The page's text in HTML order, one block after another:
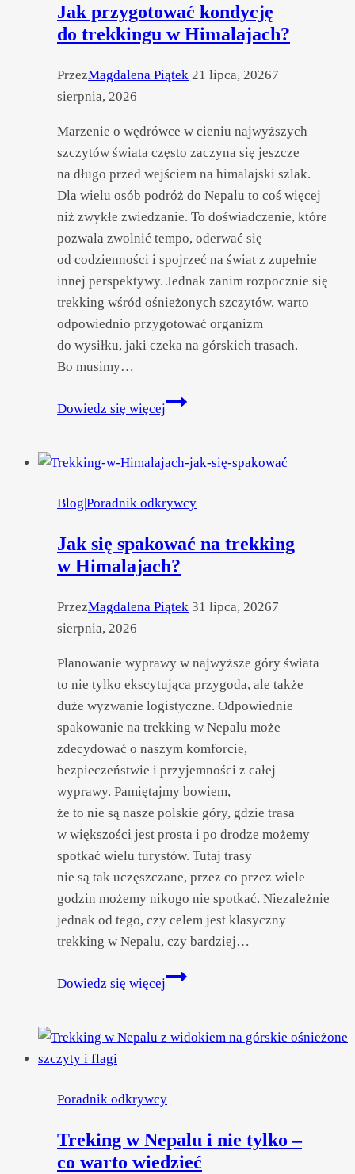
Jak przygotować kondycję
do trekkingu w Himalajach?
PrzezMagdalena Piątek 21 lipca, 20267
sierpnia, 2026
Marzenie o wędrówce w cieniu najwyższych
szczytów świata często zaczyna się jeszcze
na długo przed wejściem na himalajski szlak.
Dla wielu osób podróż do Nepalu to coś więcej
niż zwykłe zwiedzanie. To doświadczenie, które
pozwala zwolnić tempo, oderwać się
od codzienności i spojrzeć na świat z zupełnie
innej perspektywy. Jednak zanim rozpocznie się
trekking wśród ośnieżonych szczytów, warto
odpowiednio przygotować organizm
do wysiłku, jaki czeka na górskich trasach.
Bo musimy…
Dowiedz się więcej
Jak
do trekkingu
Blog|Poradnik odkrywcy
Jak się spakować na trekking
w Himalajach?
PrzezMagdalena Piątek 31 lipca, 20267
sierpnia, 2026
Planowanie wyprawy w najwyższe góry świata
to nie tylko ekscytująca przygoda, ale także
duże wyzwanie logistyczne. Odpowiednie
spakowanie na trekking w Nepalu może
zdecydować o naszym komforcie,
bezpieczeństwie i przyjemności z całej
wyprawy. Pamiętajmy bowiem,
że to nie są nasze polskie góry, gdzie trasa
w większości jest prosta i po drodze możemy
spotkać wielu turystów. Tutaj trasy
nie są tak uczęszczane, przez co przez wiele
godzin możemy nikogo nie spotkać. Niezależnie
jednak od tego, czy celem jest klasyczny
trekking w Nepalu, czy bardziej…
Dowiedz się więcej
Jak
na trekking
Poradnik odkrywcy
Treking w Nepalu i nie tylko –
co warto wiedzieć